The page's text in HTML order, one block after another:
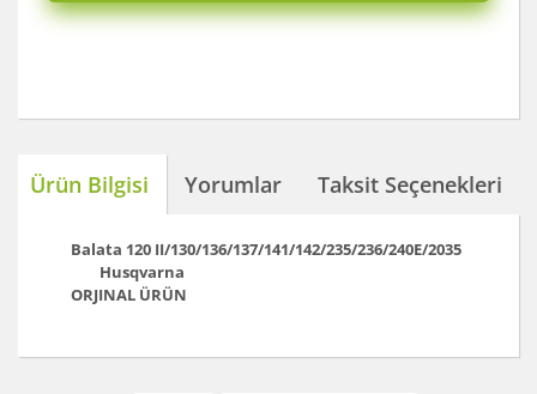
Ürün Bilgisi Yorumlar Taksit Seçenekleri
Balata 120 II/130/136/137/141/142/235/236/240E/2035
Husqvarna
ORJINAL ÜRÜN